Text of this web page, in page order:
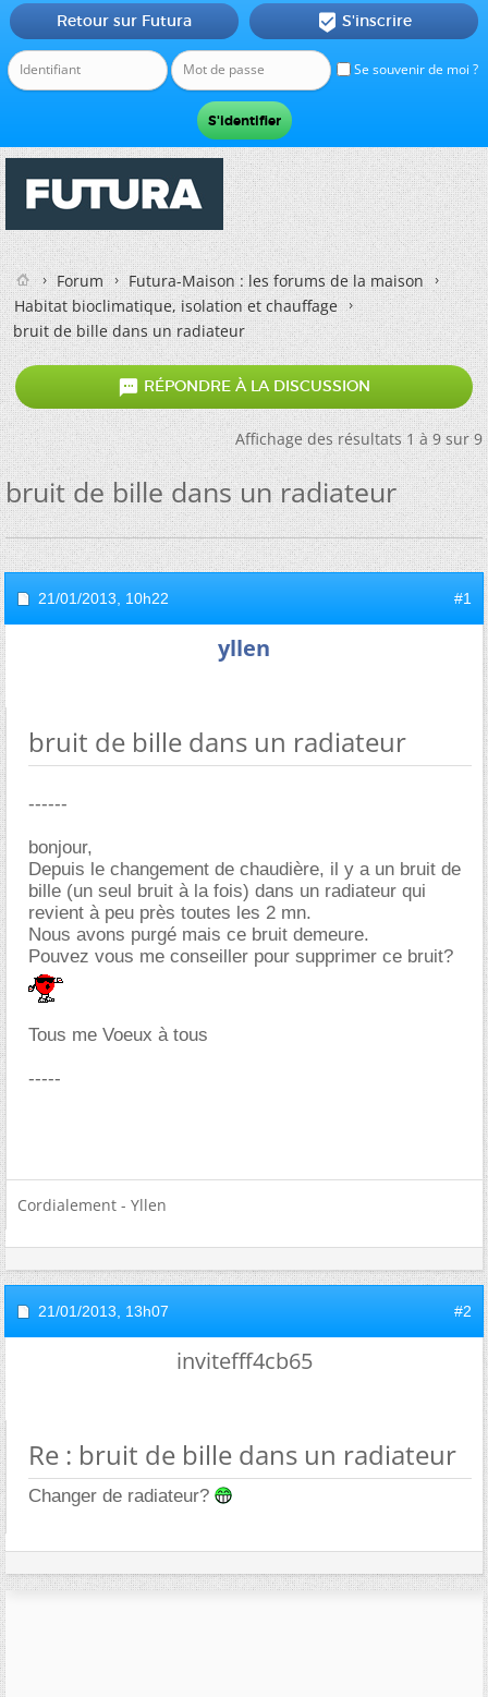
Se souvenir de moi ?
Retour sur Futura  S'inscrire
Forum
Futura-Maison : les forums de la maison
Habitat bioclimatique, isolation et chauffage
bruit de bille dans un radiateur
 RÉPONDRE À LA DISCUSSION
Affichage des résultats 1 à 9 sur 9
bruit de bille dans un radiateur
21/01/2013, 10h22 #1
yllen
bruit de bille dans un radiateur
------
bonjour,
Depuis le changement de chaudière, il y a un bruit de
bille (un seul bruit à la fois) dans un radiateur qui
revient à peu près toutes les 2 mn.
Nous avons purgé mais ce bruit demeure.
Pouvez vous me conseiller pour supprimer ce bruit?
Tous me Voeux à tous
-----
Cordialement - Yllen
21/01/2013, 13h07 #2
invitefff4cb65
Re : bruit de bille dans un radiateur
Changer de radiateur?